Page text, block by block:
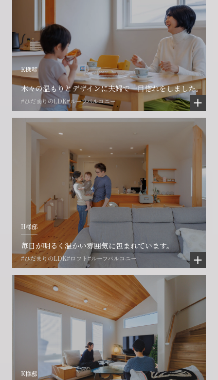
K様邸
木々の温もりとデザインに夫婦で一目惚れをしました。
#ひだまりのLDK#ルーフバルコニー
H様邸
毎日が明るく温かい雰囲気に包まれています。
#ひだまりのLDK#ロフト#ルーフバルコニー
K様邸
会社に関することや物件についての
ご相談はこちら
フォームからのお問い合わせ
CONTACT
お電話でのお問い合わせ
0466-24-2478
営業時間9:30~18:30 水曜定休
賃貸物件入居者様の
お困りごとのご相談はこちら
解約のお申し込み
プロコール24ご利用の方
0120-073-386
土地の活用・賃貸経営に関する
ご相談はこちら
フォームからのお問い合わせ
CONTACT
賃貸管理事業部へのお問い合わせ
0466-24-2478
営業時間9:30~18:30 水曜定休